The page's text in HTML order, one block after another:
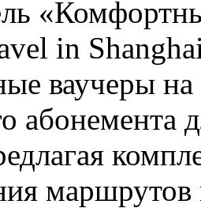
in
ваучеры
абонемента
маршрутов